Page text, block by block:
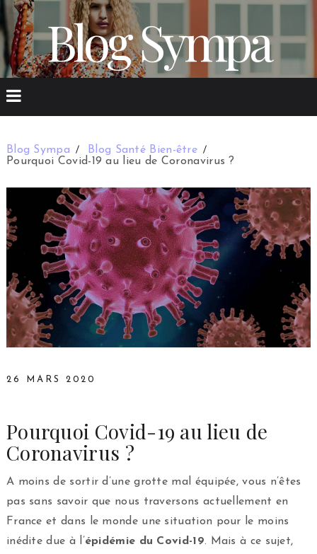
Blog Sympa
Blog Sympa
Blog Santé Bien-être
Pourquoi Covid-19 au lieu de Coronavirus ?
26 MARS 2020
Pourquoi Covid-19 au lieu de
Coronavirus ?
A moins de sortir d’une grotte mal équipée, vous n’êtes
pas sans savoir que nous traversons actuellement en
France et dans le monde une situation pour le moins
inédite due à l’épidémie du Covid-19. Mais à ce sujet,